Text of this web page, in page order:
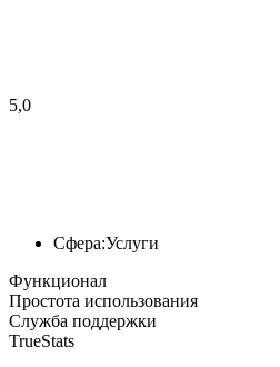
5,0
Сфера:Услуги
Функционал
Простота использования
Служба поддержки
TrueStats